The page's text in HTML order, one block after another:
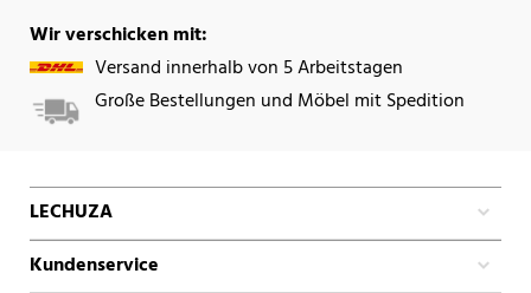
Wir verschicken mit:
Versand innerhalb von 5 Arbeitstagen
Große Bestellungen und Möbel mit Spedition
LECHUZA
Kundenservice